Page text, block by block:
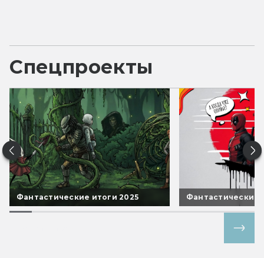
Спецпроекты
Фантастические итоги 2025 Фантастические